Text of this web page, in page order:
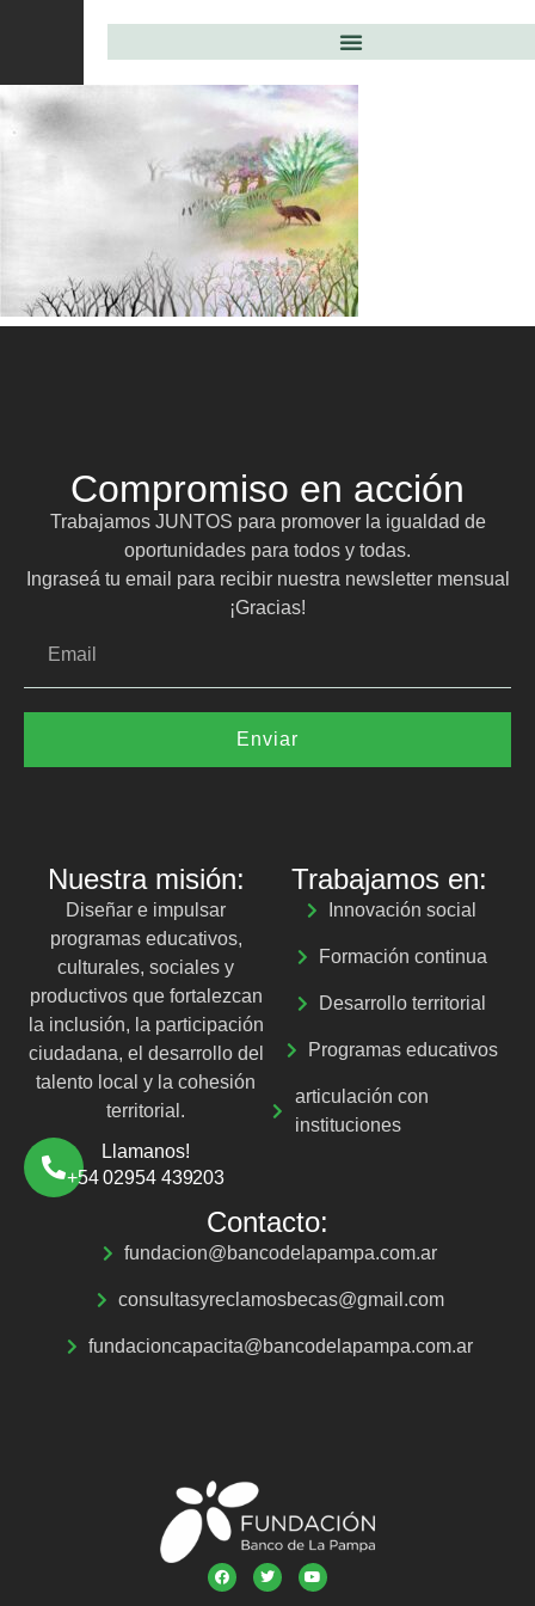
Compromiso en acción
Trabajamos JUNTOS para promover la igualdad de
oportunidades para todos y todas.
Ingraseá tu email para recibir nuestra newsletter mensual
¡Gracias!
Enviar
Nuestra misión:
Diseñar e impulsar
programas educativos,
culturales, sociales y
productivos que fortalezcan
la inclusión, la participación
ciudadana, el desarrollo del
talento local y la cohesión
territorial.
Llamanos!
+54 02954 439203
Trabajamos en:
Innovación social
Formación continua
Desarrollo territorial
Programas educativos
articulación con
instituciones
Contacto:
fundacion@bancodelapampa.com.ar
consultasyreclamosbecas@gmail.com
fundacioncapacita@bancodelapampa.com.ar